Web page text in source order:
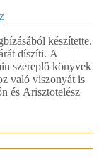
készítette.
díszíti. A
szereplő könyvek
való viszonyát is
és Arisztotelész